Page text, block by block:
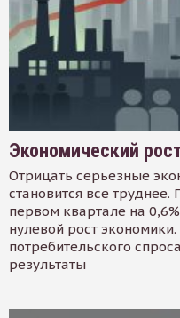
Экономический
Отрицать серьезные
становится все
первом квартале на
нулевой рост
потребительского
результаты